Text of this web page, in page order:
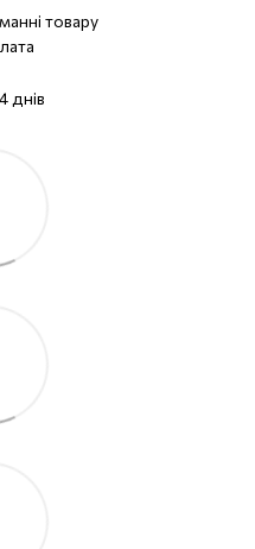
товару
днів